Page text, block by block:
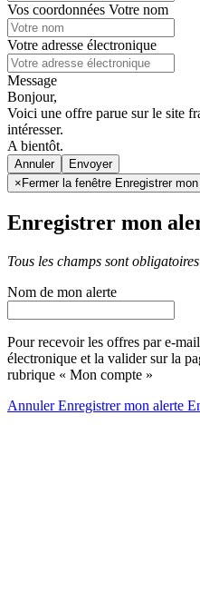
Vos coordonnées Votre nom
Votre adresse électronique
Message
Bonjour,
Voici une offre parue sur le site
intéresser.
A bientôt.
Annuler
× Fermer la fenêtre Enregistrer
Enregistrer mon
Tous les champs sont obligatoires
Nom de mon alerte
Pour recevoir les offres par e-
électronique et la valider sur la
rubrique « Mon compte »
AnnulerEnregistrer mon alerte